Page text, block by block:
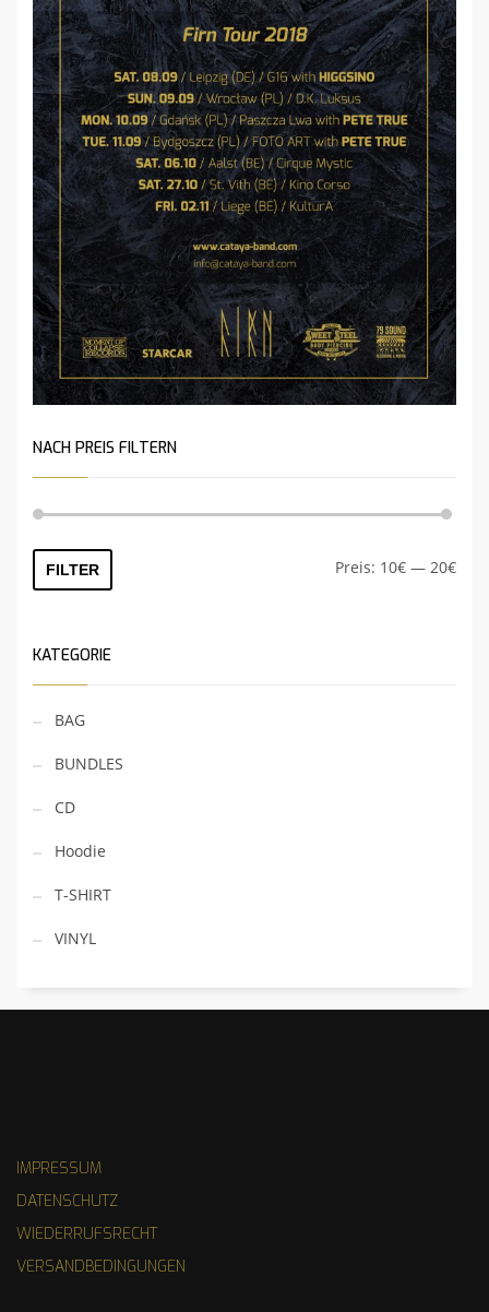
NACH PREIS FILTERN
FILTER Preis: 10€ — 20€
KATEGORIE
BAG
BUNDLES
CD
Hoodie
T-SHIRT
VINYL
IMPRESSUM
DATENSCHUTZ
WIEDERRUFSRECHT
VERSANDBEDINGUNGEN